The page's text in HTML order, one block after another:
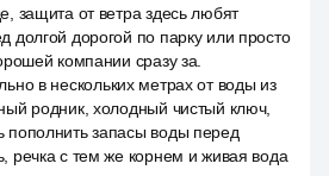
защита от ветра здесь любят
долгой дорогой по парку или просто
компании сразу за.
в нескольких метрах от воды из
родник, холодный чистый ключ,
пополнить запасы воды перед
речка с тем же корнем и живая вода